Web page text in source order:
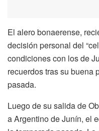
El alero bonaerense,
decisión personal del
condiciones con los de
recuerdos tras su buena
pasada.
Luego de su salida de
a Argentino de Junín, el